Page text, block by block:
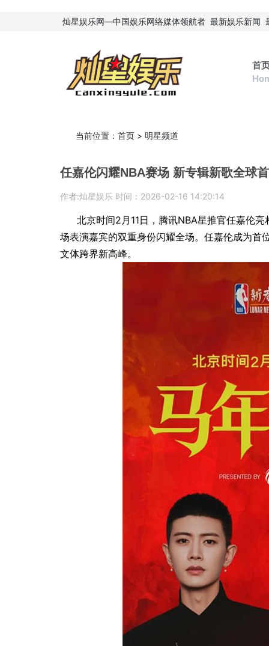
灿星娱乐网—中国娱乐网络媒体领航者 最新娱乐新闻
首
当前位置： 首页 > 明星频道
任嘉伦闪耀NBA赛场 新专辑新歌全球
作者:灿星娱乐 时间：2026-02-16 14:20:14
北京时间2月11日，腾讯NBA星推官任嘉伦
场表演嘉宾的双重身份闪耀全场。任嘉伦成为首
文体跨界新高峰。
德妃正式官宣罗一舟担任品牌